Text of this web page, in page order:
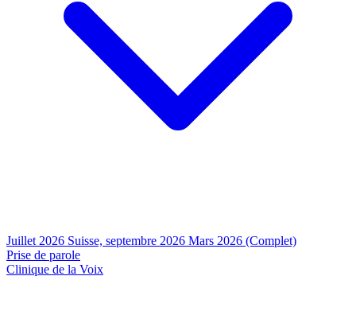
Juillet 2026 Suisse, septembre 2026 Mars 2026 (Complet)
Prise de parole
Clinique de la Voix